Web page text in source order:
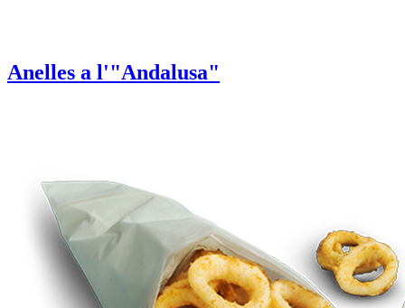
Anelles a l'"Andalusa"